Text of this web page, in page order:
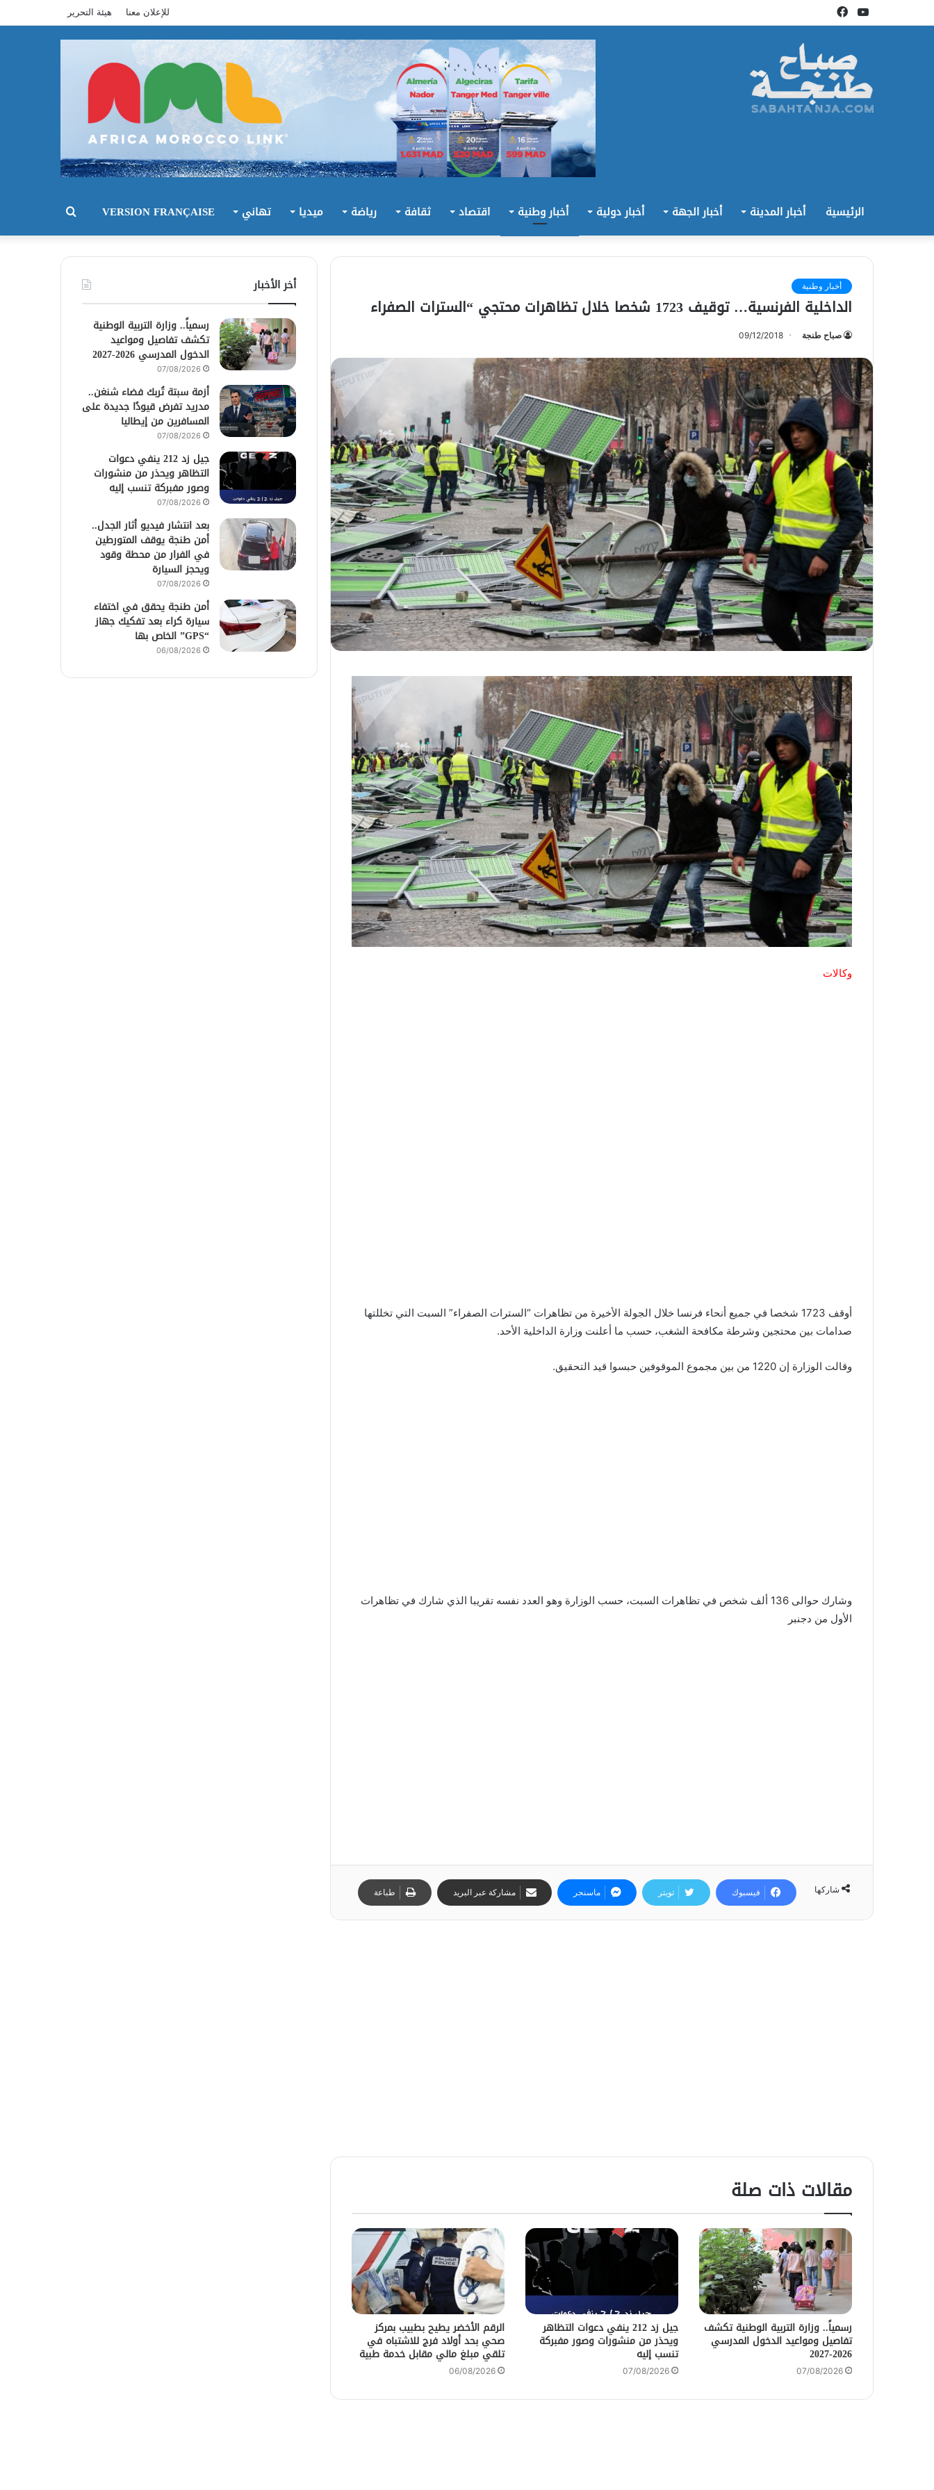
فيسبوكيوتيوب للإعلان معنا هيئة التحرير
الرئيسية أخبار المدينة أخبار الجهة أخبار دولية أخبار وطنية اقتصاد ثقافة رياضة ميديا تهاني VERSION FRANÇAISE بحث
أخبار وطنية
الداخلية الفرنسية… توقيف 1723 شخصا خلال تظاهرات محتجي “السترات الصفراء
صباح طنجة 09/12/2018
وكالات
أوقف 1723 شخصا في جميع أنحاء فرنسا خلال الجولة الأخيرة من تظاهرات “السترات الصفراء” السبت التي تخللتها
صدامات بين محتجين وشرطة مكافحة الشغب، حسب ما أعلنت وزارة الداخلية الأحد.
وقالت الوزارة إن 1220 من بين مجموع الموقوفين حبسوا قيد التحقيق.
وشارك حوالى 136 ألف شخص في تظاهرات السبت، حسب الوزارة وهو العدد نفسه تقريبا الذي شارك في تظاهرات
الأول من دجنبر
شاركها فيسبوك تويتر ماسنجر مشاركة عبر البريد طباعة
مقالات ذات صلة
رسمياً.. وزارة التربية الوطنية تكشف
تفاصيل ومواعيد الدخول المدرسي
2026-2027
07/08/2026
جيل زد 212 ينفي دعوات التظاهر
ويحذر من منشورات وصور مفبركة
تنسب إليه
07/08/2026
الرقم الأخضر يطيح بطبيب بمركز
صحي بحد أولاد فرج للاشتباه في
تلقي مبلغ مالي مقابل خدمة طبية
06/08/2026
أخر الأخبار
رسمياً.. وزارة التربية الوطنية
تكشف تفاصيل ومواعيد
الدخول المدرسي 2026-2027
07/08/2026
أزمة سبتة تُربك فضاء شنغن..
مدريد تفرض قيودًا جديدة على
المسافرين من إيطاليا
07/08/2026
جيل زد 212 ينفي دعوات
التظاهر ويحذر من منشورات
وصور مفبركة تنسب إليه
07/08/2026
بعد انتشار فيديو أثار الجدل..
أمن طنجة يوقف المتورطين
في الفرار من محطة وقود
ويحجز السيارة
07/08/2026
أمن طنجة يحقق في اختفاء
سيارة كراء بعد تفكيك جهاز
“GPS” الخاص بها
06/08/2026